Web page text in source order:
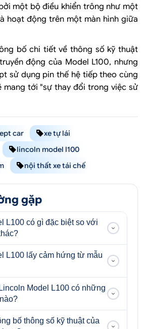
một bộ điều khiển trông như một
hoạt động trên một màn hình giữa
bố chi tiết về thông số kỹ thuật
động của Model L100, nhưng
sử dụng pin thế hệ tiếp theo cùng
mang tới "sự thay đổi trong việc sử
car
xe tự lái
lincoln model l100
nội thất xe tái chế
gặp
L100 có gì đặc biệt so với
L100 lấy cảm hứng từ mẫu
Model L100 có những
bố thông số kỹ thuật của